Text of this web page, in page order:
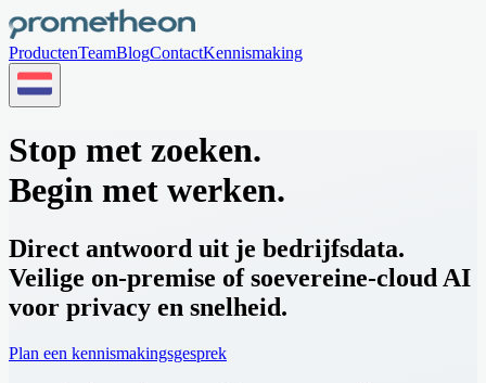
ProductenTeamBlogContactKennismaking
Stop met zoeken.
Begin met werken.
Direct antwoord uit je bedrijfsdata.
Veilige on-premise of soevereine-cloud AI
voor privacy en snelheid.
Plan een kennismakingsgesprek